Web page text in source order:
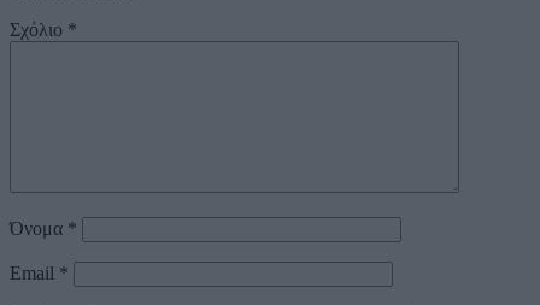
Σχόλιο *
Όνομα *
Email *